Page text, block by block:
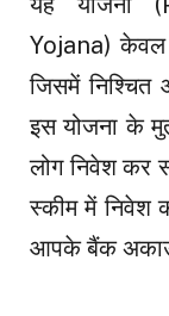
Yojana) केवल
जिसमें निश्चित
इस योजना के
लोग निवेश कर
स्कीम में निवेश
आपके बैंक